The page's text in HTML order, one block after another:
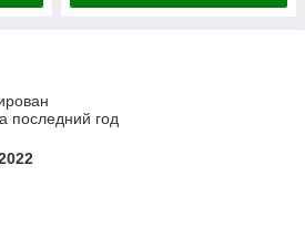
последний год